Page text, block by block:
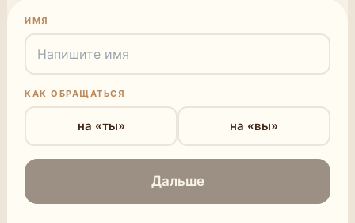
ИМЯ
КАК ОБРАЩАТЬСЯ
на «ты» на «вы»
Дальше